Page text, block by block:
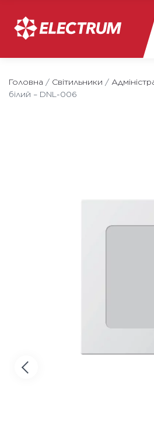
to
content
Головна / Світильники /
білий – DNL-006